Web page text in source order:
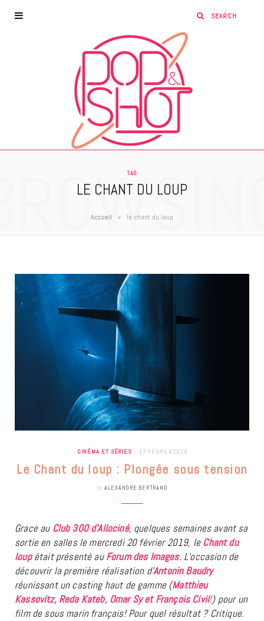
TAG
LE CHANT DU LOUP
Accueil » le chant du loup
CINÉMA ET SÉRIES 17 FÉVRIER 2019
Le Chant du loup : Plongée sous tension
by ALEXANDRE BERTRAND
Grace au Club 300d’Allociné, quelques semaines avant sa
sortie en salles le mercredi 20 février 2019, le Chant du
loupétait présenté auForum des Images. L’occasion de
découvrir la première réalisation d’Antonin Baudry
réunissant un casting haut de gamme (Matthieu
Kassovitz, Reda Kateb, Omar Sy et François Civil!) pour un
film de sous marin français! Pour quel résultat ? Critique.